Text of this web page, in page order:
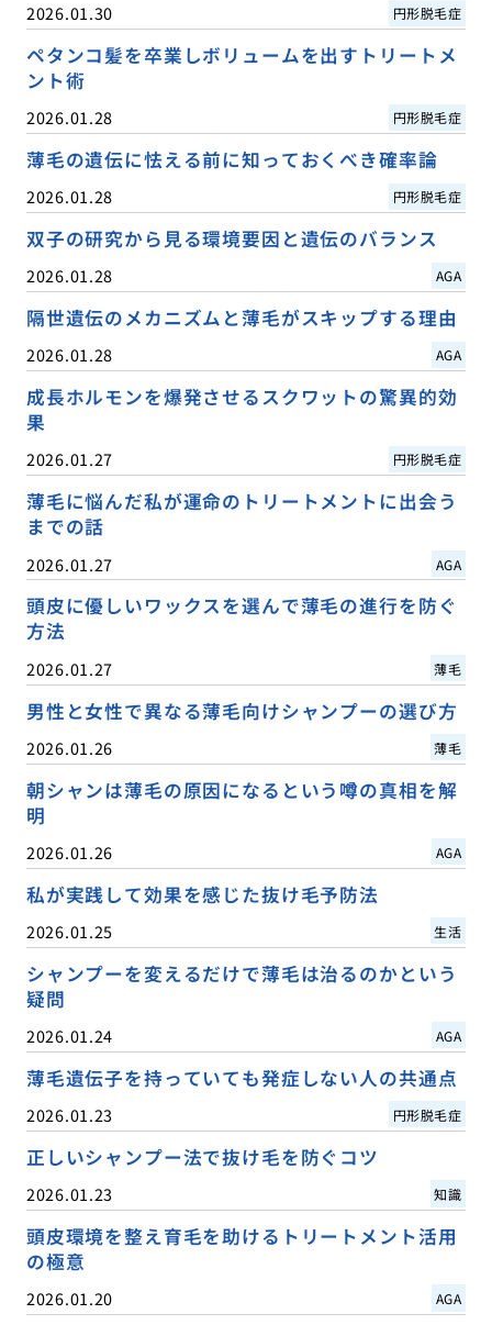
2026.01.30 円形脱毛症
ペタンコ髪を卒業しボリュームを出すトリートメ
ント術
2026.01.28 円形脱毛症
薄毛の遺伝に怯える前に知っておくべき確率論
2026.01.28 円形脱毛症
双子の研究から見る環境要因と遺伝のバランス
2026.01.28 AGA
隔世遺伝のメカニズムと薄毛がスキップする理由
2026.01.28 AGA
成長ホルモンを爆発させるスクワットの驚異的効
果
2026.01.27 円形脱毛症
薄毛に悩んだ私が運命のトリートメントに出会う
までの話
2026.01.27 AGA
頭皮に優しいワックスを選んで薄毛の進行を防ぐ
方法
2026.01.27 薄毛
男性と女性で異なる薄毛向けシャンプーの選び方
2026.01.26 薄毛
朝シャンは薄毛の原因になるという噂の真相を解
明
2026.01.26 AGA
私が実践して効果を感じた抜け毛予防法
2026.01.25 生活
シャンプーを変えるだけで薄毛は治るのかという
疑問
2026.01.24 AGA
薄毛遺伝子を持っていても発症しない人の共通点
2026.01.23 円形脱毛症
正しいシャンプー法で抜け毛を防ぐコツ
2026.01.23 知識
頭皮環境を整え育毛を助けるトリートメント活用
の極意
2026.01.20 AGA